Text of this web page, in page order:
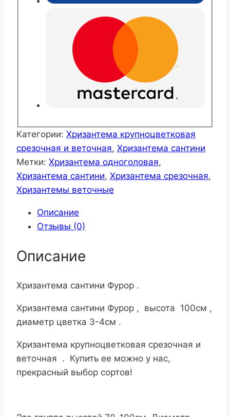
Категории: Хризантема крупноцветковая
срезочная и веточная, Хризантема сантини
Метки: Хризантема одноголовая,
Хризантема сантини, Хризантема срезочная,
Хризантемы веточные
Описание
Отзывы (0)
Описание
Хризантема сантини Фурор .
Хризантема сантини Фурор , высота 100см ,
диаметр цветка 3-4см .
Хризантема крупноцветковая срезочная и
веточная . Купить ее можно у нас,
прекрасный выбор сортов!